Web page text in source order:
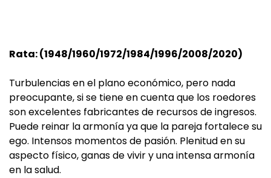
Rata: (1948/1960/1972/1984/1996/2008/2020)
Turbulencias en el plano económico, pero nada
preocupante, si se tiene en cuenta que los roedores
son excelentes fabricantes de recursos de ingresos.
Puede reinar la armonía ya que la pareja fortalece su
ego. Intensos momentos de pasión. Plenitud en su
aspecto físico, ganas de vivir y una intensa armonía
en la salud.